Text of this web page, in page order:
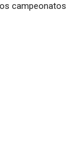
campeonatos